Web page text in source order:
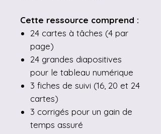
Cette ressource comprend :
24 cartes à tâches (4 par
page)
24 grandes diapositives
pour le tableau numérique
3 fiches de suivi (16, 20 et 24
cartes)
3 corrigés pour un gain de
temps assuré